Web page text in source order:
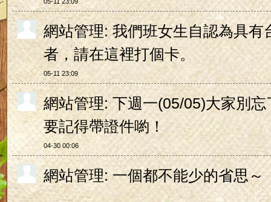
網站管理: 我們班女生自認為具有
者，請在這裡打個卡。
05-11 23:09
網站管理: 下週一(05/05)大家別
要記得帶證件喲！
04-30 00:06
網站管理: 一個都不能少的省思～